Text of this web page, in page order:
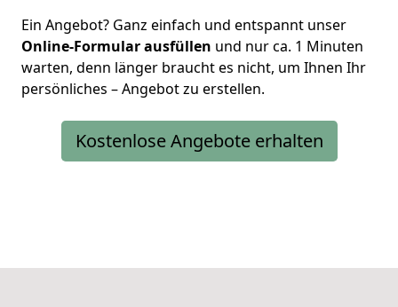
Ein Angebot? Ganz einfach und entspannt unser
Online-Formular ausfüllen und nur ca. 1 Minuten
warten, denn länger braucht es nicht, um Ihnen Ihr
persönliches – Angebot zu erstellen.
Kostenlose Angebote erhalten